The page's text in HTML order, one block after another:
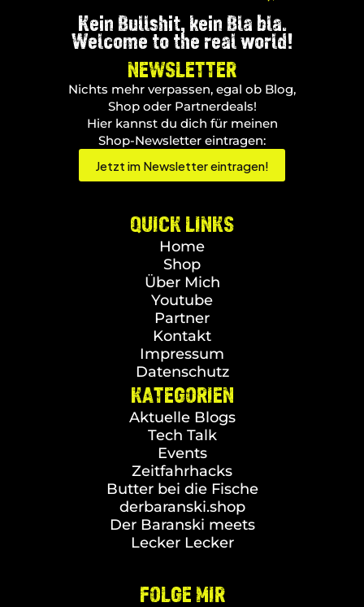
Kein Bullshit, kein Bla bla.
Welcome to the real world!
NEWSLETTER
Nichts mehr verpassen, egal ob Blog,
Shop oder Partnerdeals!
Hier kannst du dich für meinen
Shop-Newsletter eintragen:
Jetzt im Newsletter eintragen!
QUICK LINKS
Home
Shop
Über Mich
Youtube
Partner
Kontakt
Impressum
Datenschutz
KATEGORIEN
Aktuelle Blogs
Tech Talk
Events
Zeitfahrhacks
Butter bei die Fische
derbaranski.shop
Der Baranski meets
Lecker Lecker
FOLGE MIR